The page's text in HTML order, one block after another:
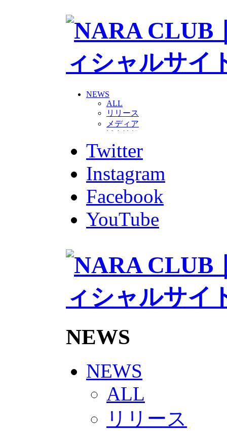
NEWS
ALL
リリース
メディア
グッズ
ファンコミュニティ
ホームタウン
コラム
その他
TEAM
2026/27トップチーム
2026/27トップチームスタッフ
チアダンススクール
ボランティアチーム「volundeer」
HOMEGAME
観戦ルール＆マナー
写真・動画使用ガイドライン
ロートフィールド奈良
2026/27
練習見学時のファンサービスに
奈良クラブ明治安田J3リーグ
奈良クラブ明治安田Ｊ3リーグ
観戦ルール＆マナー
FANCOMMUNITY
Twitter
Instagram
Facebook
YouTube
NEWS
NEWS
ALL
リリース